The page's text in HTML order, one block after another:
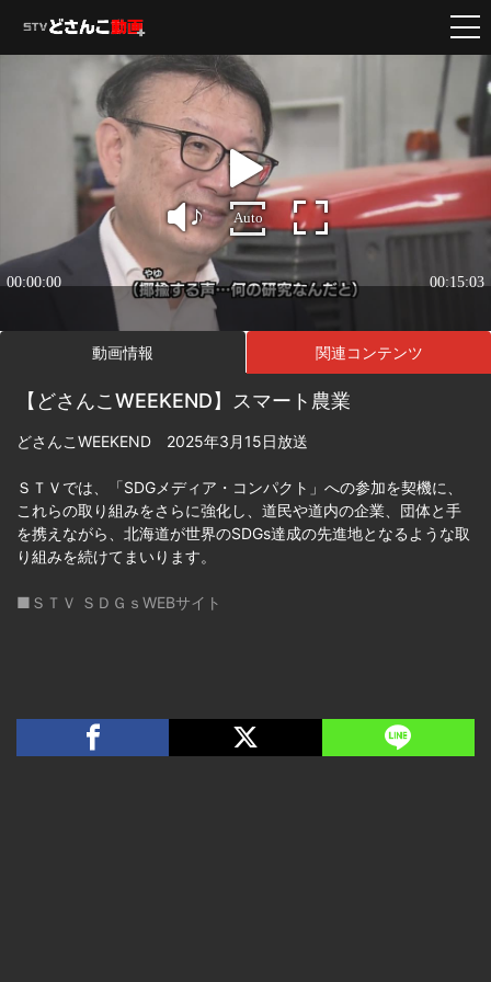
動画情報 関連コンテンツ
【どさんこWEEKEND】スマート農業
どさんこWEEKEND 2025年3月15日放送
ＳＴＶでは、「SDGメディア・コンパクト」への参加を契機に、
これらの取り組みをさらに強化し、道民や道内の企業、団体と手
を携えながら、北海道が世界のSDGs達成の先進地となるような取
り組みを続けてまいります。
■ＳＴＶ ＳＤＧｓWEBサイト